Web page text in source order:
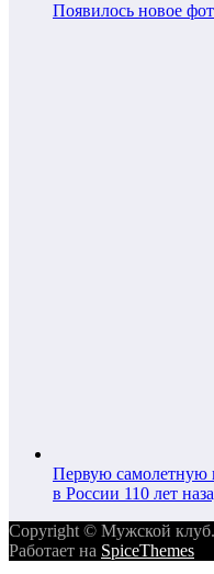
Появилось новое
Первую самолетную
в России 110 лет
Copyright © Мужской
Работает на SpiceThemes